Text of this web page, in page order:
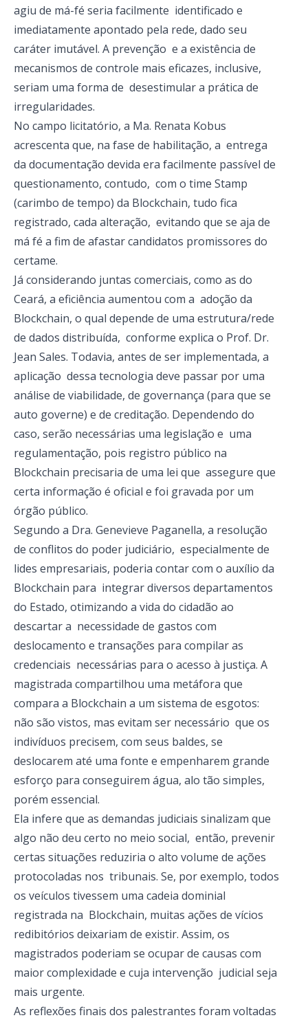
agiu de má-fé seria facilmente identificado e
imediatamente apontado pela rede, dado seu
caráter imutável. A prevenção e a existência de
mecanismos de controle mais eficazes, inclusive,
seriam uma forma de desestimular a prática de
irregularidades.
No campo licitatório, a Ma. Renata Kobus
acrescenta que, na fase de habilitação, a entrega
da documentação devida era facilmente passível de
questionamento, contudo, com o time Stamp
(carimbo de tempo) da Blockchain, tudo fica
registrado, cada alteração, evitando que se aja de
má fé a fim de afastar candidatos promissores do
certame.
Já considerando juntas comerciais, como as do
Ceará, a eficiência aumentou com a adoção da
Blockchain, o qual depende de uma estrutura/rede
de dados distribuída, conforme explica o Prof. Dr.
Jean Sales. Todavia, antes de ser implementada, a
aplicação dessa tecnologia deve passar por uma
análise de viabilidade, de governança (para que se
auto governe) e de creditação. Dependendo do
caso, serão necessárias uma legislação e uma
regulamentação, pois registro público na
Blockchain precisaria de uma lei que assegure que
certa informação é oficial e foi gravada por um
órgão público.
Segundo a Dra. Genevieve Paganella, a resolução
de conflitos do poder judiciário, especialmente de
lides empresariais, poderia contar com o auxílio da
Blockchain para integrar diversos departamentos
do Estado, otimizando a vida do cidadão ao
descartar a necessidade de gastos com
deslocamento e transações para compilar as
credenciais necessárias para o acesso à justiça. A
magistrada compartilhou uma metáfora que
compara a Blockchain a um sistema de esgotos:
não são vistos, mas evitam ser necessário que os
indivíduos precisem, com seus baldes, se
deslocarem até uma fonte e empenharem grande
esforço para conseguirem água, alo tão simples,
porém essencial.
Ela infere que as demandas judiciais sinalizam que
algo não deu certo no meio social, então, prevenir
certas situações reduziria o alto volume de ações
protocoladas nos tribunais. Se, por exemplo, todos
os veículos tivessem uma cadeia dominial
registrada na Blockchain, muitas ações de vícios
redibitórios deixariam de existir. Assim, os
magistrados poderiam se ocupar de causas com
maior complexidade e cuja intervenção judicial seja
mais urgente.
As reflexões finais dos palestrantes foram voltadas